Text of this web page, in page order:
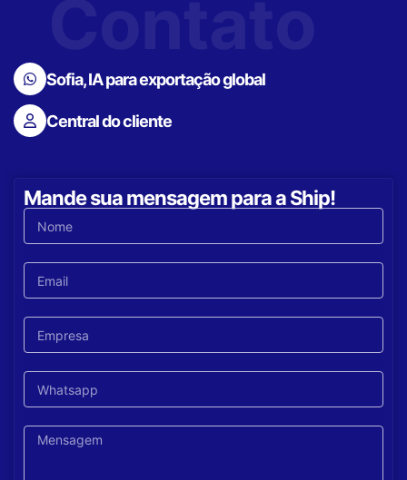
Sofia, IA para exportação global
Central do cliente
Mande sua mensagem para a Ship!